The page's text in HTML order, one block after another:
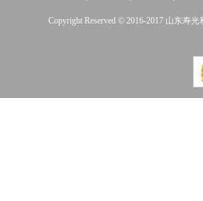
Copyright Reserved © 2016-2017 山东